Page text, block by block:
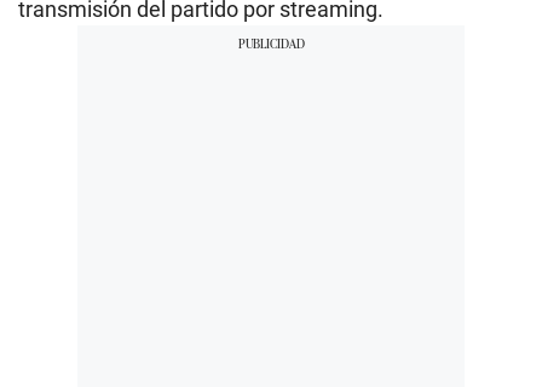
transmisión del partido por streaming.